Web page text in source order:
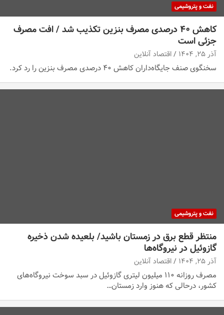
نفت و پتروشیمی
کاهش ۴۰ درصدی مصرف بنزین تکذیب شد / افت مصرف
جزئی است
آذر ۲۵, ۱۴۰۴ اقتصاد آنلاین
سخنگوی صنف جایگاه‌داران کاهش ۴۰ درصدی مصرف بنزین را رد کرد.
نفت و پتروشیمی
منتظر قطع برق در زمستان باشید/ بلعیده شدن ذخیره
گازوئیل در نیروگاه‌ها
آذر ۲۵, ۱۴۰۴ اقتصاد آنلاین
مصرف روزانه ۱۱۰ میلیون لیتری گازوئیل در سبد سوخت نیروگاه‌های
کشور، درحالی که هنوز وارد زمستان…